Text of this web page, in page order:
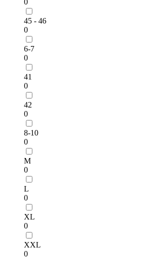
0
45 - 46
0
6-7
0
41
0
42
0
8-10
0
M
0
L
0
XL
0
XXL
0